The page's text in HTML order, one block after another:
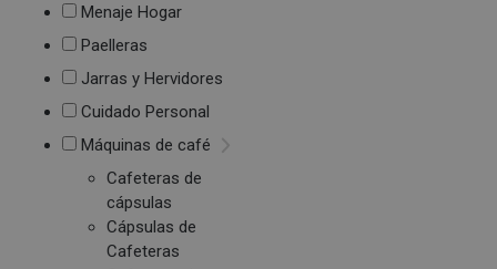
Menaje Hogar
Paelleras
Jarras y Hervidores
Cuidado Personal
Máquinas de café
Cafeteras de
cápsulas
Cápsulas de
Cafeteras